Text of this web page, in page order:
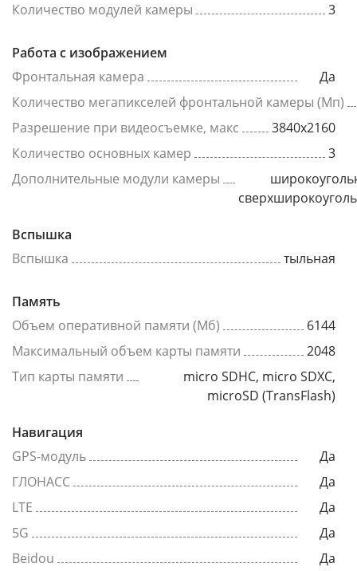
Количество модулей камеры
3
Работа с изображением
Фронтальная камера
Да
Количество мегапикселей фронтальной камеры (Мп)
Разрешение при видеосъемке, макс
3840x2160
Количество основных камер
3
Дополнительные модули камеры
Вспышка
Вспышка
тыльная
Память
Объем оперативной памяти (Мб)
6144
Максимальный объем карты памяти
2048
Тип карты памяти
micro SDHC, micro SDXC,
microSD (TransFlash)
Навигация
GPS-модуль
Да
ГЛОНАСС
Да
LTE
Да
5G
Да
Beidou
Да